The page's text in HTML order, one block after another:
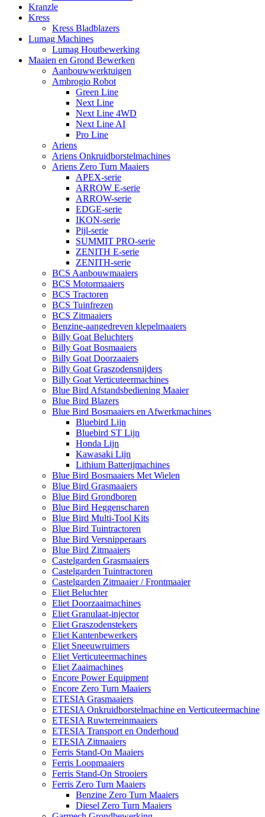
Kranzle
Kress
Kress Bladblazers
Lumag Machines
Lumag Houtbewerking
Maaien en Grond Bewerken
Aanbouwwerktuigen
Ambrogio Robot
Green Line
Next Line
Next Line 4WD
Next Line AI
Pro Line
Ariens
Ariens Onkruidborstelmachines
Ariens Zero Turn Maaiers
APEX-serie
ARROW E-serie
ARROW-serie
EDGE-serie
IKON-serie
Pijl-serie
SUMMIT PRO-serie
ZENITH E-serie
ZENITH-serie
BCS Aanbouwmaaiers
BCS Motormaaiers
BCS Tractoren
BCS Tuinfrezen
BCS Zitmaaiers
Benzine-aangedreven klepelmaaiers
Billy Goat Beluchters
Billy Goat Bosmaaiers
Billy Goat Doorzaaiers
Billy Goat Graszodensnijders
Billy Goat Verticuteermachines
Blue Bird Afstandsbediening Maaier
Blue Bird Blazers
Blue Bird Bosmaaiers en Afwerkmachines
Bluebird Lijn
Bluebird ST Lijn
Honda Lijn
Kawasaki Lijn
Lithium Batterijmachines
Blue Bird Bosmaaiers Met Wielen
Blue Bird Grasmaaiers
Blue Bird Grondboren
Blue Bird Heggenscharen
Blue Bird Multi-Tool Kits
Blue Bird Tuintractoren
Blue Bird Versnipperaars
Blue Bird Zitmaaiers
Castelgarden Grasmaaiers
Castelgarden Tuintractoren
Castelgarden Zitmaaier / Frontmaaier
Eliet Beluchter
Eliet Doorzaaimachines
Eliet Granulaat-injector
Eliet Graszodenstekers
Eliet Kantenbewerkers
Eliet Sneeuwruimers
Eliet Verticuteermachines
Eliet Zaaimachines
Encore Power Equipment
Encore Zero Turn Maaiers
ETESIA Grasmaaiers
ETESIA Onkruidborstelmachine en Verticuteermachine
ETESIA Ruwterreinmaaiers
ETESIA Transport en Onderhoud
ETESIA Zitmaaiers
Ferris Stand-On Maaiers
Ferris Loopmaaiers
Ferris Stand-On Strooiers
Ferris Zero Turn Maaiers
Benzine Zero Turn Maaiers
Diesel Zero Turn Maaiers